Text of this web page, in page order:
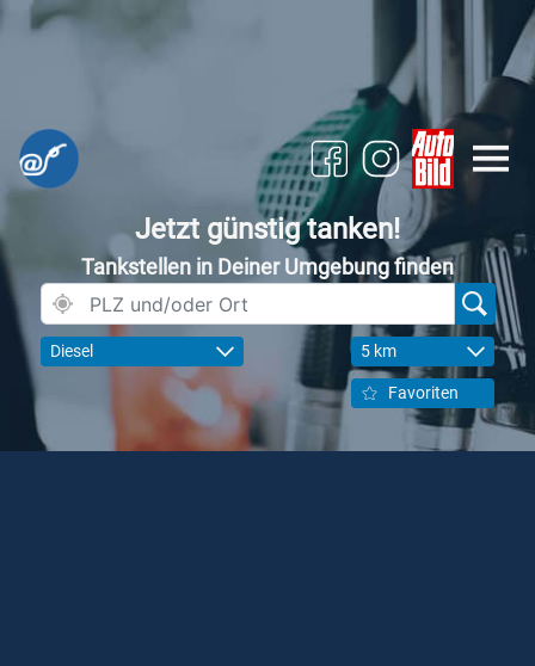
Jetzt günstig tanken!
Tankstellen in Deiner Umgebung finden
Diesel 5 km
Favoriten